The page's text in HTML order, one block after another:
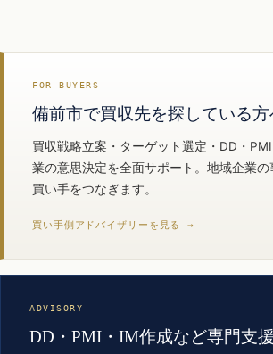
FOR BUYERS
備前市で買収先を探している方
買収戦略立案・ターゲット選定・DD・
業の意思決定を全面サポート。地域企業の
買い手をつなぎます。
買い手側アドバイザリーを見る →
ADVISORY
DD・PMI・IM作成など専門支